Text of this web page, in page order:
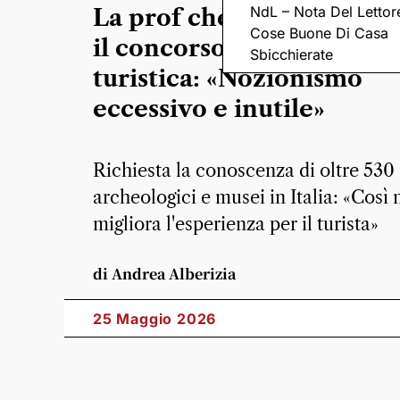
NdL – Nota Del
Cose Buone Di Casa
Sbicchierate
La prof che non ha
il concorso per guida
turistica: «Nozionismo
eccessivo e inutile»
Richiesta la conoscenza di oltre 530
archeologici e musei in Italia: «Così
migliora l'esperienza per il turista»
di Andrea Alberizia
25 Maggio 2026